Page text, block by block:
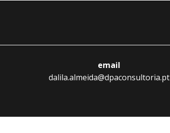
email
dalila.almeida@dpaconsultoria.pt